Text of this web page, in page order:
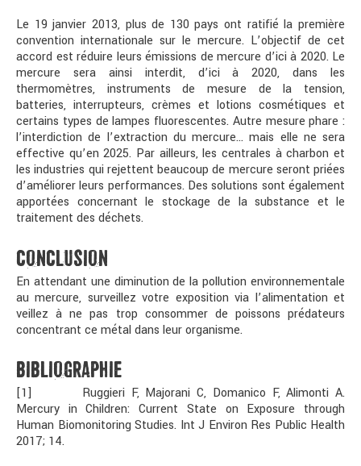
Le 19 janvier 2013, plus de 130 pays ont ratifié la première
convention internationale sur le mercure. L’objectif de cet
accord est réduire leurs émissions de mercure d’ici à 2020. Le
mercure sera ainsi interdit, d’ici à 2020, dans les
thermomètres, instruments de mesure de la tension,
batteries, interrupteurs, crèmes et lotions cosmétiques et
certains types de lampes fluorescentes. Autre mesure phare :
l’interdiction de l’extraction du mercure… mais elle ne sera
effective qu’en 2025. Par ailleurs, les centrales à charbon et
les industries qui rejettent beaucoup de mercure seront priées
d’améliorer leurs performances. Des solutions sont également
apportées concernant le stockage de la substance et le
traitement des déchets.
CONCLUSION
En attendant une diminution de la pollution environnementale
au mercure, surveillez votre exposition via l’alimentation et
veillez à ne pas trop consommer de poissons prédateurs
concentrant ce métal dans leur organisme.
BIBLIOGRAPHIE
[1] Ruggieri F, Majorani C, Domanico F, Alimonti A.
Mercury in Children: Current State on Exposure through
Human Biomonitoring Studies. Int J Environ Res Public Health
2017; 14.